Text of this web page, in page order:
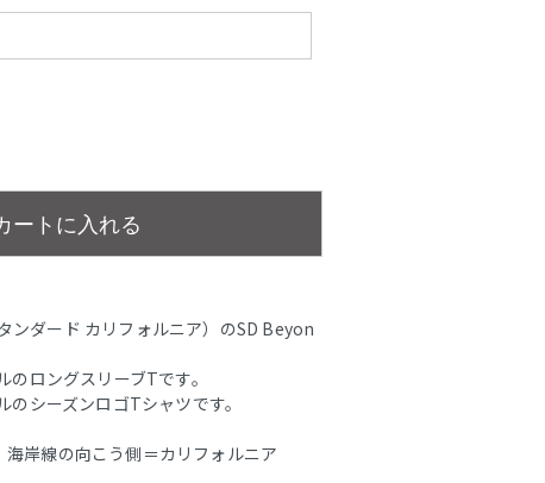
ートに入れる
ンダード カリフォルニア）のSD Beyon
ロングスリーブTです。
シーズンロゴTシャツです。
海岸線の向こう側＝カリフォルニア